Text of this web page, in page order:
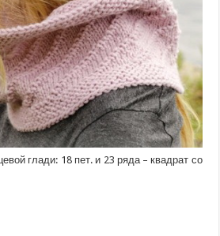
глади: 18 пет. и 23 ряда – квадрат со